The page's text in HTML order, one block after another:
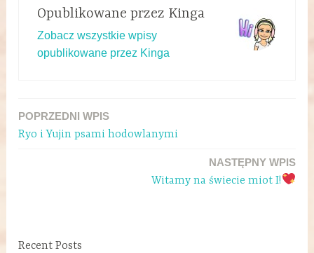
Opublikowane przez Kinga
Zobacz wszystkie wpisy
opublikowane przez Kinga
POPRZEDNI WPIS
Ryo i Yujin psami hodowlanymi
NASTĘPNY WPIS
Witamy na świecie miot I!
Recent Posts